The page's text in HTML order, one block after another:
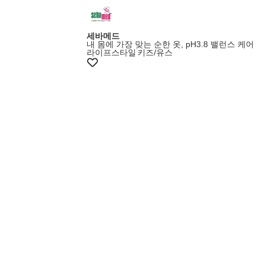
세바메드
내 몸에 가장 맞는 순한 옷, pH3.8 밸런스 케어
라이프스타일 키즈/유스